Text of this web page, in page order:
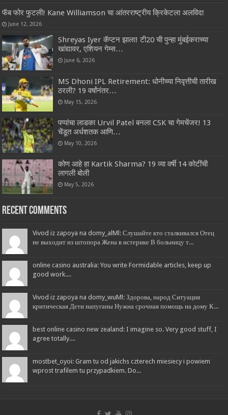
फॅब फोर फुटली! Kane Williamson चा आंतरराष्ट्रीय क्रिकेटला अलविदा
June 12, 2026
Shreyas Iyer कॅप्टन झाला! टी20 ची पुन्हा मुंबईकराच्या
खांद्यावर, एशियन गेम्स…
June 6, 2026
MS Dhoni IPL Retirement: धोनीच्या निवृत्तीची तारीख
ठरली? 19 वर्षांनंतर…
May 15, 2026
पप्पांचा लाडका Urvil Patel बनला CSK चा गेमचेंजर! 13
चेंडूत अर्धशतक आणि…
May 10, 2026
कोण आहे हा Kartik Sharma? 19 व्या वर्षी 14 कोटींची
लागली बोली
May 5, 2026
Recent Comments
Vivod iz zapoya na domy_alMl: Слушайте кто сталкивался Отец
не выходит из штопора Жена в истерике В больницу т...
online casino australia: You write Formidable articles, keep up
good work....
Vivod iz zapoya na domy_wuMl: Здорова, народ Ситуация
критическая Дети напуганы Нужна срочная помощь на дому К...
best online casino new zealand: I imagine so. Very good stuff, I
agree totally....
mostbet_oyoi: Gram tu od jakichs czterech miesiecy i powiem
wprost trafilem tu przypadkiem. Do...